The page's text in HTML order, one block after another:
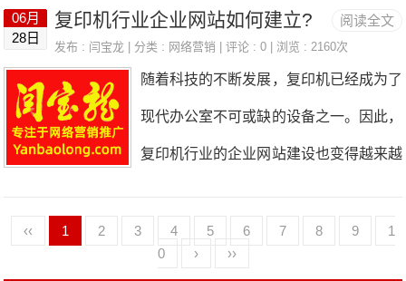
龄、性别、职业、兴趣爱好等信息，以便
通用五金配件行业的SEO网站主要有两
个目标：一是提高品牌知名度，二是增加
销售额。因此，在搭建网站时需要注重品
牌宣传和产品推广。二、选择合适的域名
和主机选择合适的域名和主机是SEO网
企业名称或产品相关，同时要注意域名的
面馒头机行业短视频呢？下面就来介绍一
程：展示压面馒头机的生产流程，包括原
阅读全文
06月
28日
复印机行业企业网站如何建立?
发布 : 闫宝龙 | 分类 : 网络营销 | 评论 : 0 | 浏览 : 2160次
随着科技的不断发展，复印机已经成为了
现代办公室不可或缺的设备之一。因此，
复印机行业的企业网站建设也变得越来越
更多的客户和业务，提高企业的知名度和
‹‹ 1 2 3 4 5 6 7 8 9
1
0
› ››